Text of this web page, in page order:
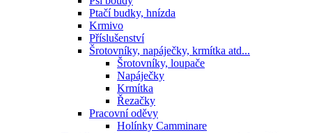
Ptačí budky, hnízda
Krmivo
Příslušenství
Šrotovníky, napáječky, krmítka atd...
Šrotovníky, loupače
Napáječky
Krmítka
Řezačky
Pracovní oděvy
Holínky Camminare